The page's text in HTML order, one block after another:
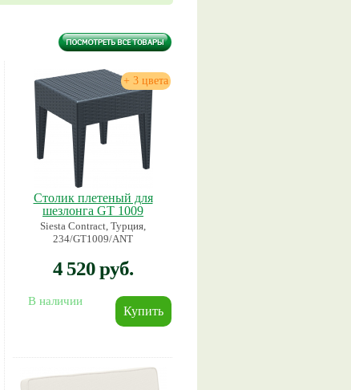
+ 3 цвета
Столик плетеный для
шезлонга GT 1009
Siesta Contract, Турция,
234/GT1009/ANT
4 520 руб.
В наличии